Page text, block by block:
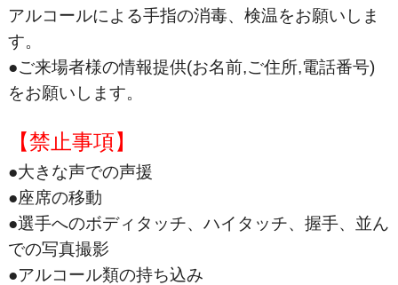
アルコールによる手指の消毒、検温をお願いしま
す。
●ご来場者様の情報提供(お名前,ご住所,電話番号)
をお願いします。
【禁止事項】
●大きな声での声援
●座席の移動
●選手へのボディタッチ、ハイタッチ、握手、並ん
での写真撮影
●アルコール類の持ち込み